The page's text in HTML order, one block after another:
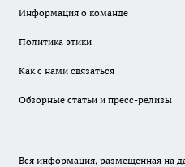
Информация о команде
Политика этики
Как с нами связаться
Обзорные статьи и пресс-релизы
Вся информация, размещенная на